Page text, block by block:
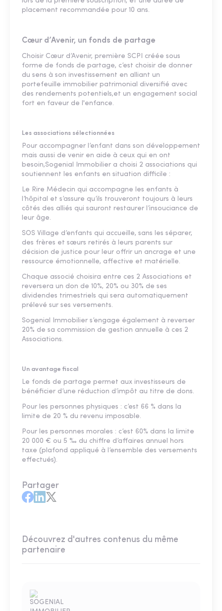
placement recommandée pour 10 ans.
Cœur d’Avenir, un fonds de partage
Choisir Cœur d’Avenir, première SCPI créée sous
forme de fonds de partage, c’est choisir de donner
du sens à son investissement en alliant un
portefeuille immobilier patrimonial diversifié avec
des rendements potentiels,et un engagement social
fort en faveur de l'enfance.
Les associations sélectionnées
Pour accompagner l’enfant dans son développement
mais aussi de venir en aide à ceux qui en ont
besoin,Sogenial Immobilier a choisi 2 associations qui
soutiennent les enfants en situation difficile :
Le Rire Médecin qui accompagne les enfants à
l’hôpital et s’assure qu’ils trouveront toujours à leurs
côtés des alliés qui sauront restaurer l’insouciance de
leur âge.
SOS Village d’enfants qui accueille, sans les séparer,
des frères et sœurs retirés à leurs parents sur
décision de justice pour leur offrir un ancrage et une
ressource émotionnelle, affective et matérielle.
Chaque associé choisira entre ces 2 Associations et
reversera un don de 10%, 20% ou 30% de ses
dividendes trimestriels qui sera automatiquement
prélevé sur ses versements.
Sogenial Immobilier s’engage également à reverser
20% de sa commission de gestion annuelle à ces 2
Associations.
Un avantage fiscal
Le fonds de partage permet aux investisseurs de
bénéficier d’une réduction d’impôt au titre de dons.
Pour les personnes physiques : c’est 66 % dans la
limite de 20 % du revenu imposable.
Pour les personnes morales : c’est 60% dans la limite
20 000 € ou 5 ‰ du chiffre d’affaires annuel hors
taxe (plafond appliqué à l’ensemble des versements
effectués).
Partager
Découvrez d'autres contenus du même
partenaire